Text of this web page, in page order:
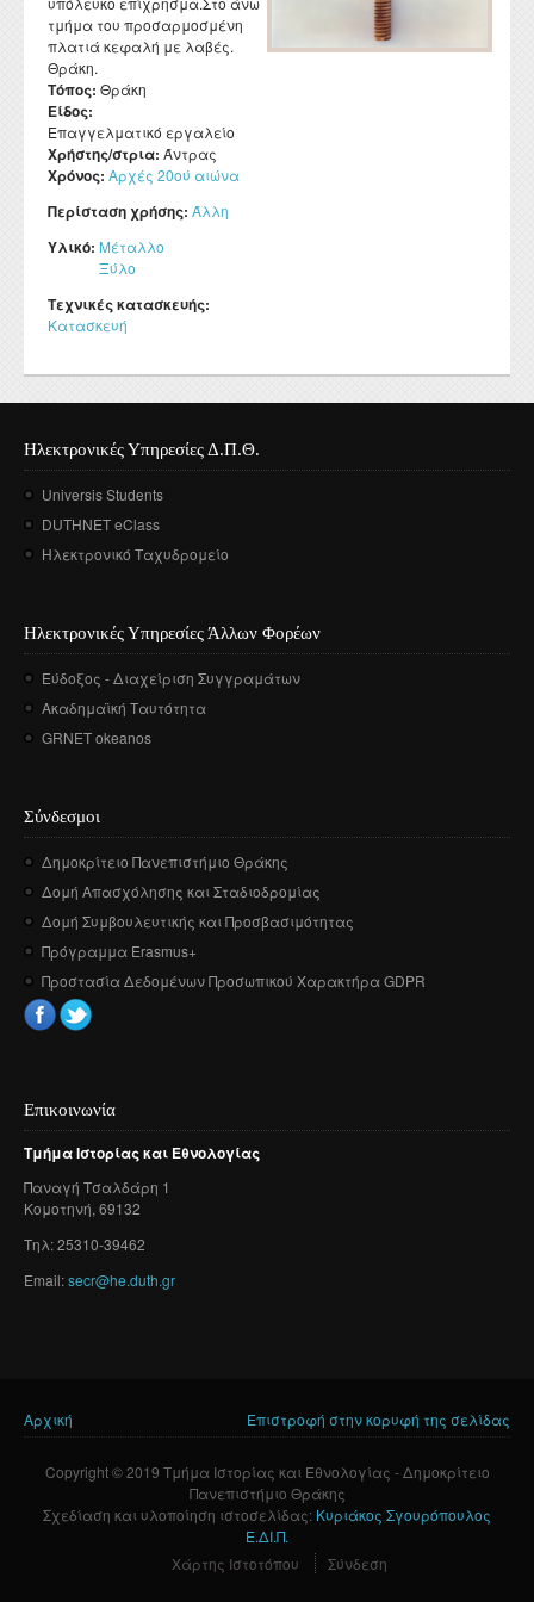
τμήμα του προσαρμοσμένη
πλατιά κεφαλή με λαβές.
Θράκη.
Τόπος: Θράκη
Είδος:
Επαγγελματικό εργαλείο
Χρήστης/στρια: Άντρας
Χρόνος: Αρχές 20ού αιώνα
Περίσταση χρήσης: Άλλη
Υλικό: Μέταλλο
Ξύλο
Τεχνικές κατασκευής:
Κατασκευή
Ηλεκτρονικές Υπηρεσίες Δ.Π.Θ.
Universis Students
DUTHNET eClass
Ηλεκτρονικό Ταχυδρομείο
Ηλεκτρονικές Υπηρεσίες Άλλων Φορέων
Εύδοξος - Διαχείριση Συγγραμάτων
Ακαδημαϊκή Ταυτότητα
GRNET okeanos
Σύνδεσμοι
Δημοκρίτειο Πανεπιστήμιο Θράκης
Δομή Απασχόλησης και Σταδιοδρομίας
Δομή Συμβουλευτικής και Προσβασιμότητας
Πρόγραμμα Erasmus+
Προστασία Δεδομένων Προσωπικού Χαρακτήρα GDPR
Επικοινωνία
ΤμήμαΙστορίαςκαι Εθνολογίας
Παναγή Τσαλδάρη 1
Κομοτηνή, 69132
Τηλ: 25310-39462
Email:secr@he.duth.gr
Είστε εδώ
Αρχική Επιστροφή στην κορυφή της σελίδας
Copyright © 2019 Τμήμα Ιστορίας και Εθνολογίας - Δημοκρίτειο
Πανεπιστήμιο Θράκης
Σχεδίαση και υλοποίηση ιστοσελίδας: Κυριάκος Σγουρόπουλος
Ε.ΔΙ.Π.
Χάρτης Ιστοτόπου
Σύνδεση